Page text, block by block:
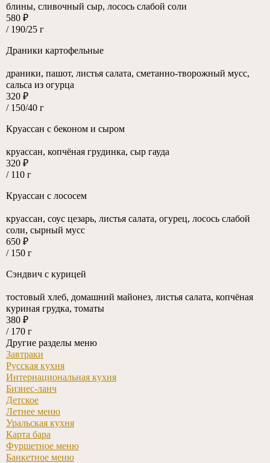
блины, сливочный сыр, лосось слабой соли
580 ₽
/ 190/25 г
Драники картофельные
драники, пашот, листья салата, сметанно-творожный мусс,
сальса из огурца
320 ₽
/ 150/40 г
Круассан с беконом и сыром
круассан, копчёная грудинка, сыр гауда
320 ₽
/ 110 г
Круассан с лососем
круассан, соус цезарь, листья салата, огурец, лосось слабой
соли, сырный мусс
650 ₽
/ 150 г
Сэндвич с курицей
тостовый хлеб, домашний майонез, листья салата, копчёная
куриная грудка, томаты
380 ₽
/ 170 г
Другие разделы меню
Завтраки
Русская кухня
Интернациональная кухня
Бизнес-ланч
Детское
Летнее меню
Уральская кухня
Карта бара
Фуршетное меню
Банкетное меню